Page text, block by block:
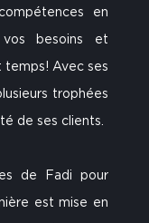
en
besoins et
temps! Avec ses
trophées
de ses clients.
de Fadi pour
est mise en